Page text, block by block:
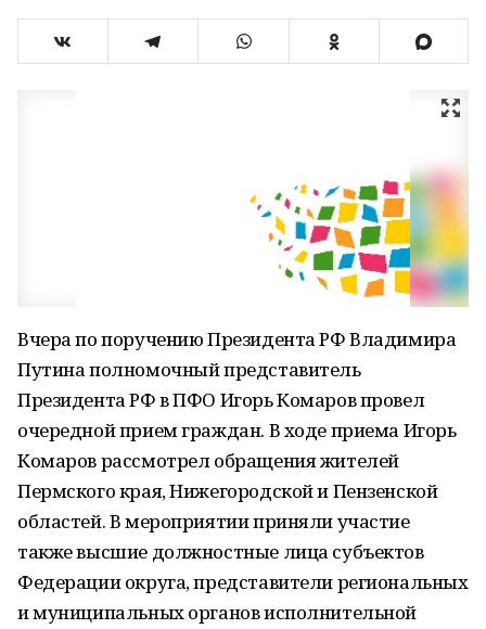
Вчера по поручению Президента РФ Владимира
Путина полномочный представитель
Президента РФ в ПФО Игорь Комаров провел
очередной прием граждан. В ходе приема Игорь
Комаров рассмотрел обращения жителей
Пермского края, Нижегородской и Пензенской
областей. В мероприятии приняли участие
также высшие должностные лица субъектов
Федерации округа, представители региональных
и муниципальных органов исполнительной